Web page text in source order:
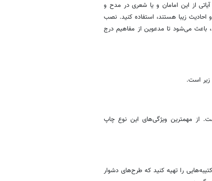
از این امامان و یا شعری در مدح و
زیبا هستند، استفاده کنید. نصب
باعث می‌شود تا مدعوین از مفاهیم درج
زیر است.
از مهمترین ویژگی‌های این نوع چاپ
را تهیه کنید که طرح‌های دشوار